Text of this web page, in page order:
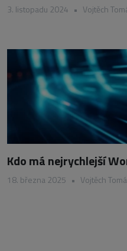
3. listopadu 2024 • Vojtěch
Kdo má nejrychlejší
18. března 2025 • Vojtěch